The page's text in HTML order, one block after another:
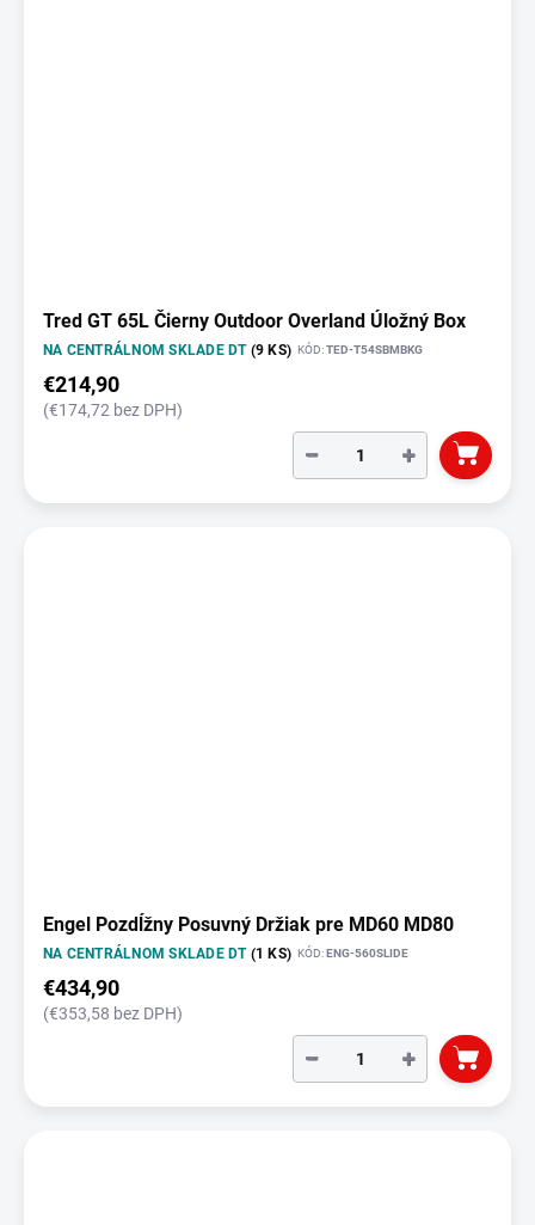
Tred GT 65L Čierny Outdoor Overland Úložný Box
NA CENTRÁLNOM SKLADE DT (9 KS) KÓD:TED-T54SBMBKG
€214,90
(€174,72 bez DPH)
+
−
Engel Pozdĺžny Posuvný Držiak pre MD60 MD80
NA CENTRÁLNOM SKLADE DT (1 KS) KÓD:ENG-560SLIDE
€434,90
(€353,58 bez DPH)
+
−